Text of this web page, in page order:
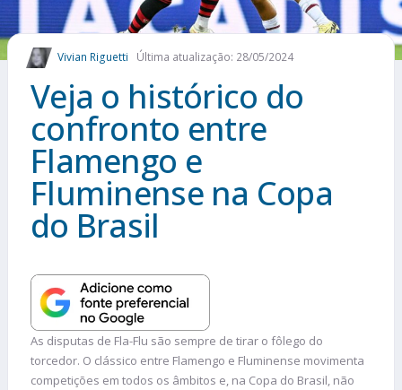
MAIS ESPORTES
Vivian Riguetti Última atualização: 28/05/2024
Veja o histórico do
confronto entre
Flamengo e
Fluminense na Copa
do Brasil
As disputas de Fla-Flu são sempre de tirar o fôlego do
torcedor. O clássico entre Flamengo e Fluminense movimenta
competições em todos os âmbitos e, na Copa do Brasil, não